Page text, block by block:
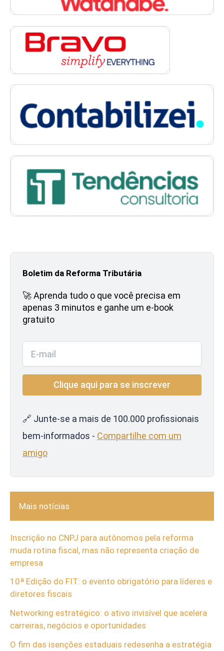
Boletim da Reforma Tributária
🚀 Aprenda tudo o que você precisa em
apenas 3 minutos e ganhe um e-book
gratuito
🔗 Junte-se a mais de 100.000 profissionais
bem-informados - Compartilhe com um
amigo
Mais notícias
Inscrição no CNPJ para autônomos pela reforma
muda rotina fiscal, mas não representa criação de
empresa
10ª Edição do FIT: o evento obrigatório para líderes e
diretores fiscais
Networking estratégico: o ativo invisível que acelera
carreiras, negócios e oportunidades
O fim das isenções estaduais redesenha a estratégia